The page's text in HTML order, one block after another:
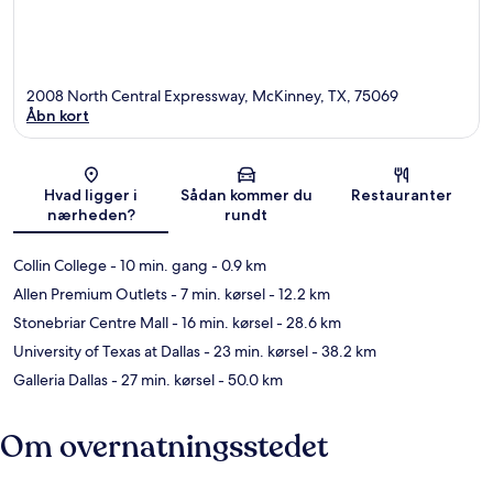
Kort
2008 North Central Expressway, McKinney, TX, 75069
Åbn kort
Hvad ligger i
nærheden?
Sådan kommer du
rundt
Restauranter
Collin College- 10 min. gang - 0.9 km
Allen Premium Outlets- 7 min. kørsel- 12.2 km
Stonebriar Centre Mall- 16 min. kørsel- 28.6 km
University of Texas at Dallas- 23 min. kørsel- 38.2 km
Galleria Dallas- 27 min. kørsel- 50.0 km
Om overnatningsstedet